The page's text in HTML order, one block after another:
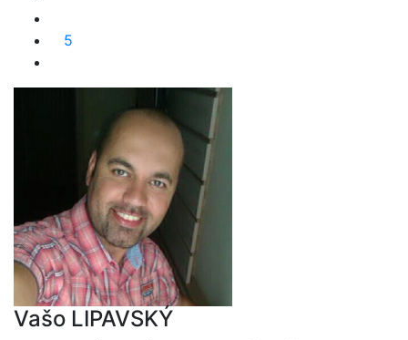
5
Vašo LIPAVSKÝ